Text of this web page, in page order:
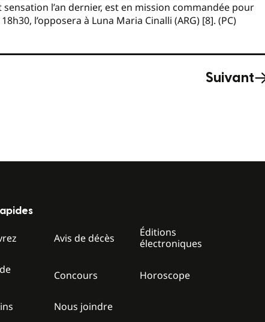
l’an dernier, est en mission commandée pour
l’opposera à Luna Maria Cinalli (ARG) [8]. (PC)
Suivant
Avis de décès
Éditions
électroniques
Concours Horoscope
Nous joindre